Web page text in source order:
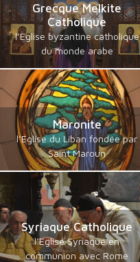
Grecque Melkite
Catholique
l’Eglise byzantine catholique
du monde arabe
Maronite
l’Eglise du Liban fondée par
Saint Maroun
Syriaque Catholique
l’Eglise Syriaque en
communion avec Rome